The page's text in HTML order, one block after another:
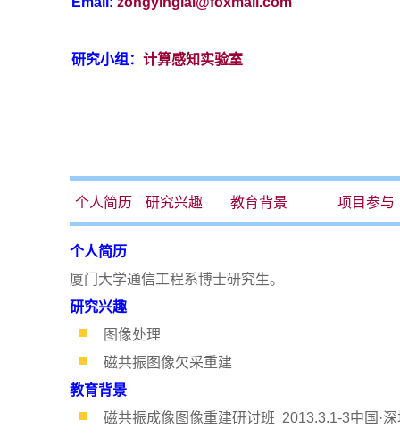
研究小组： 计算感知实验室
个人简历 研究兴趣 教育背景 项目参与
个人简历
厦门大学通信工程系博士研究生。
研究兴趣
图像处理
磁共振图像欠采重建
教育背景
磁共振成像图像重建研讨班 2013.3.1-3中国·深